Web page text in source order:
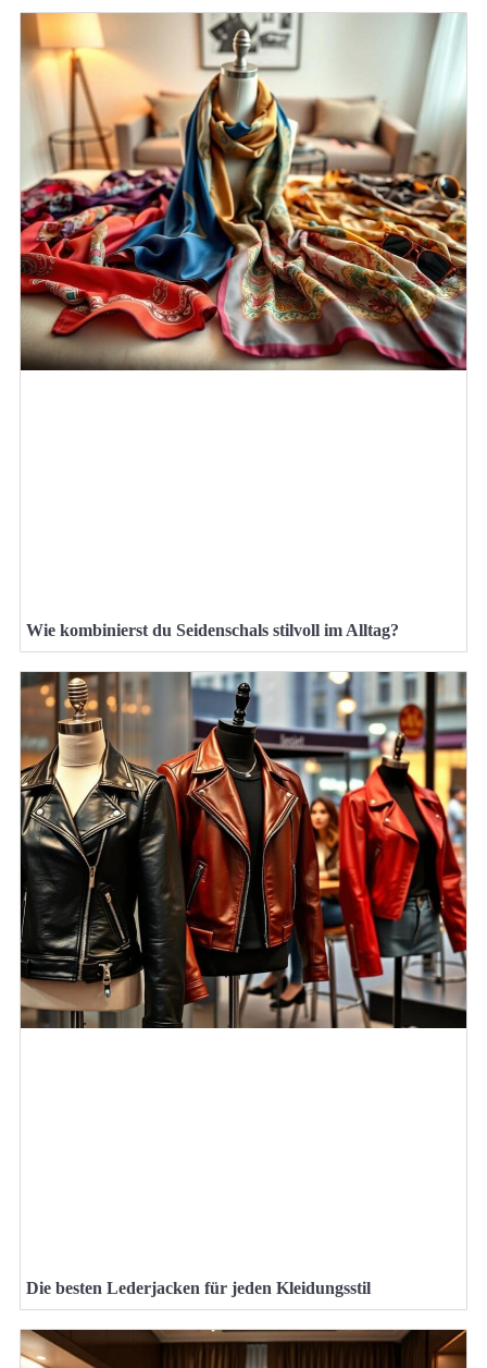
Wie kombinierst du Seidenschals stilvoll im Alltag?
Die besten Lederjacken für jeden Kleidungsstil